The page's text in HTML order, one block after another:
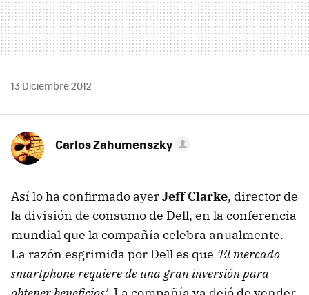
13 Diciembre 2012
Carlos Zahumenszky
Así lo ha confirmado ayerJeff Clarke, director de
la división de consumo de Dell, en la conferencia
mundial que la compañía celebra anualmente.
La razón esgrimida por Dell es que ‘El mercado
smartphone requiere de una gran inversión para